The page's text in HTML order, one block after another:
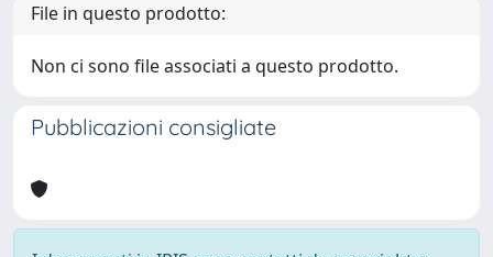
File in questo prodotto:
Non ci sono file associati a questo prodotto.
Pubblicazioni consigliate